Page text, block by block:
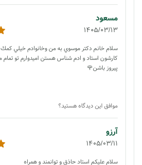
مسعود
1405/03/13
سلام خانم دكتر موسوي به من وخانوادم خيلي كمك
كارشون استاد و ادم شناس هستن اميدوارم تو
پيروز باشن🌹
موافق این دیدگاه هستید؟
آرزو
1405/03/11
سلام علیکم استاد حاذق و توانمند و همراه